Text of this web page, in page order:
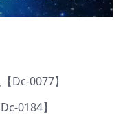
Dc-0077】
0184】